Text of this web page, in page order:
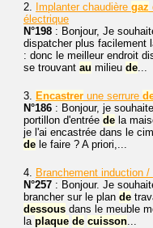
2. Implanter chaudière gaz
électrique
N°198 : Bonjour, Je
dispatcher plus facilement
: donc le meilleur endroit
se trouvant au milieu de...
3. Encastrer une serrure
N°186 : Bonjour, je
portillon d'entrée de la
je l'ai encastrée dans le
de le faire ? A priori,...
4. Branchement induction /
N°257 : Bonjour. Je
brancher sur le plan de
dessous dans le meuble
la plaque de cuisson...